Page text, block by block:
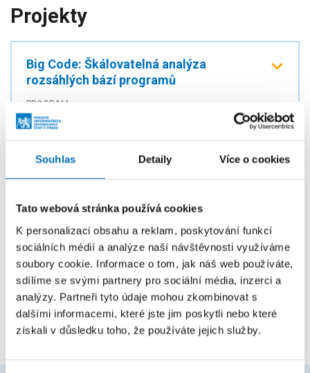
Souhlas Detaily Více o cookies
Tato webová stránka používá cookies
K personalizaci obsahu a reklam, poskytování funkcí
sociálních médií a analýze naší návštěvnosti využíváme
soubory cookie. Informace o tom, jak náš web používáte,
sdílíme se svými partnery pro sociální média, inzerci a
analýzy. Partneři tyto údaje mohou zkombinovat s
dalšími informacemi, které jste jim poskytli nebo které
získali v důsledku toho, že používáte jejich služby.
Projekty
Big Code: Škálovatelná analýza
rozsáhlých bází programů
PROGRAM
OPVVV - Operační program Výzkum, vývoj a
POSKYTOVATEL
Evropská komise
PRACOVIŠTĚ
Katedra aplikované matematiky
Oddělení pro rozvoj
Laboratoř výzkumu programování
ŘEŠITELÉ
prof. Jan Vitek, MSc., Ph.D.